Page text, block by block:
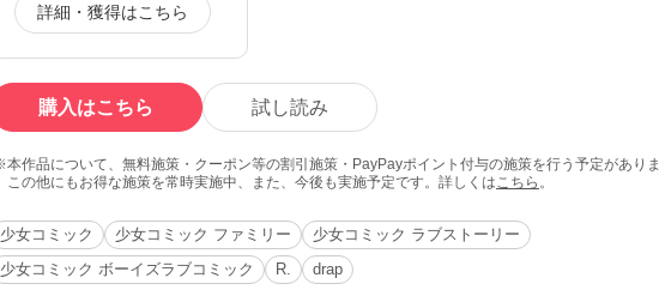
詳細・獲得はこちら
購入はこちら 試し読み
本作品について、無料施策・クーポン等の割引施策・PayPayポイント付与の施策を行う予定がありま
この他にもお得な施策を常時実施中、また、今後も実施予定です。詳しくは こちら 。
少女コミック 少女コミック ファミリー
少女コミック ラブストーリー
少女コミック ボーイズラブコミック
R. drap